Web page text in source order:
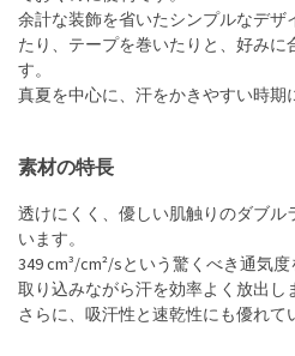
余計な装飾を省いたシンプルなデザ
たり、テープを巻いたりと、好みに
す。
真夏を中心に、汗をかきやすい時期
素材の特長
透けにくく、優しい肌触りのダブル
います。
349 cm³/cm²/sという驚くべき通気
取り込みながら汗を効率よく放出し
さらに、吸汗性と速乾性にも優れて